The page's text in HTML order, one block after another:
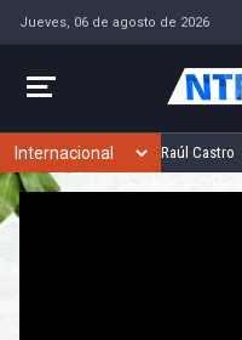
Jueves, 06 de agosto de 2026
Raúl Castro